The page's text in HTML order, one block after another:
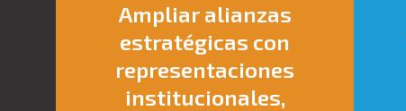
Ampliar alianzas
estratégicas con
representaciones
institucionales,